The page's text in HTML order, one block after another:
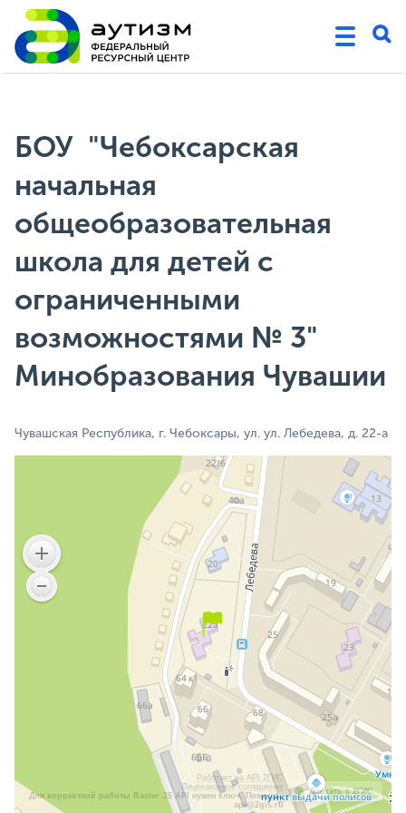
БОУ "Чебоксарская
начальная
общеобразовательная
школа для детей с
ограниченными
возможностями № 3"
Минобразования Чувашии
Чувашская Республика, г. Чебоксары, ул. ул. Лебедева, д. 22-а
Работает на API 2ГИС
Лицензионное соглашение
Для корректной работы Raster JS API нужен ключ. Помощь:
api@2gis.ru
Доехать с 2ГИС